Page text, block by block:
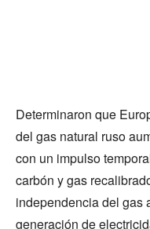
Determinaron que
del gas natural ruso
con un impulso
carbón y gas
independencia del gas
generación de